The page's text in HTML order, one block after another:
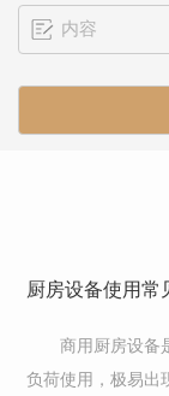
厨房设备使用常
商用厨房设备
负荷使用，极易出